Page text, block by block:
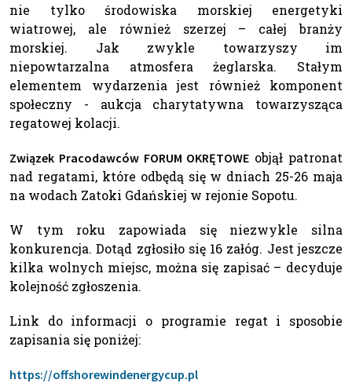
nie tylko środowiska morskiej energetyki
wiatrowej, ale również szerzej – całej branży
morskiej. Jak zwykle towarzyszy im
niepowtarzalna atmosfera żeglarska. Stałym
elementem wydarzenia jest również komponent
społeczny - aukcja charytatywna towarzysząca
regatowej kolacji.
Związek Pracodawców FORUM OKRĘTOWE objął patronat
nad regatami, które odbędą się w dniach 25-26 maja
na wodach Zatoki Gdańskiej w rejonie Sopotu.
W tym roku zapowiada się niezwykle silna
konkurencja. Dotąd zgłosiło się 16 załóg. Jest jeszcze
kilka wolnych miejsc, można się zapisać – decyduje
kolejność zgłoszenia.
Link do informacji o programie regat i sposobie
zapisania się poniżej:
https://offshorewindenergycup.pl